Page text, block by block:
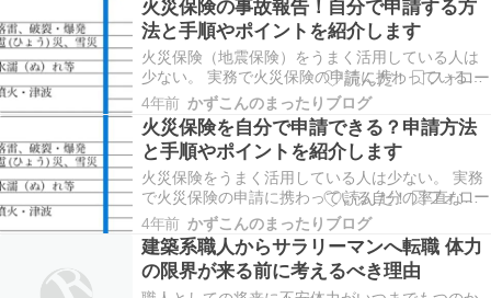
て、どの月が良いのか迷いますよね 賃貸業界歴17
年の筆者が人と会って話すと決まって聞かれるこ
と…
火災保険の事故報告！自分で申請する方
法と手順やポイントを紹介します
火災保険（地震保険）をうまく活用している人は
少ない。 実務で火災保険の申請に携わっている自
分の率直な感想です。 じゃあ、虚偽の報告で保険
会社を騙せばいいの？ いや、そうではありませ
ん。火災保険において被害を主張することは契約
者の権利でもあり自由なのです。 え？どういうこ
と？？ …
4年前 かずこんのまったりブログ
火災保険を自分で申請できる？申請方法
と手順やポイントを紹介します
火災保険をうまく活用している人は少ない。 実務
で火災保険の申請に携わっている自分の率直な感
想です。 じゃあ、虚偽の報告で保険会社を騙せば
いいの？ いや、そうではありません。火災保険に
おいて被害を主張することは契約者の権利でもあ
り自由なのです。 え？どういうこと？？ 最終的に
4年前 かずこんのまったりブログ
建築系職人からサラリーマンへ転職 体力
の限界が来る前に考えるべき理由